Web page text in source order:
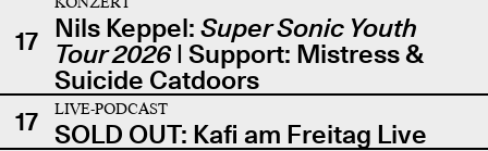
17 Nils Keppel: Super Sonic Youth
Tour 2026| Support: Mistress &
Suicide Catdoors
17
LIVE-PODCAST
SOLD OUT: Kafi am Freitag Live